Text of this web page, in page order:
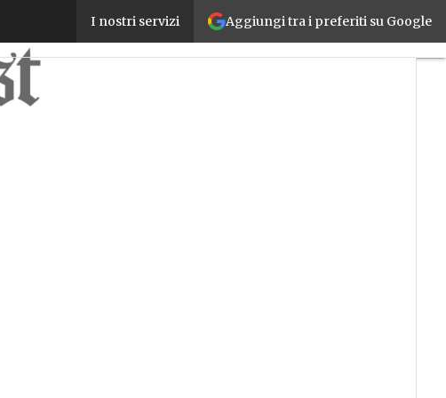
Aggiungi tra i preferiti su Google
I nostri servizi
Il futuro della produzione? Si chiama Biological